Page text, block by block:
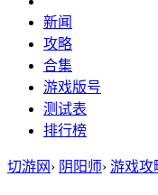
新闻
攻略
合集
游戏版号
测试表
排行榜
切游网 › 阴阳师› 游戏攻